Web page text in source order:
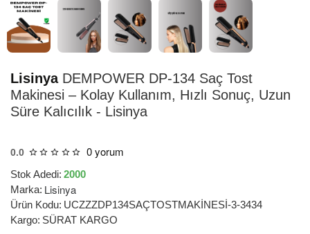
TESLİMAT
LisinyaDEMPOWER DP-134 Saç Tost
Makinesi – Kolay Kullanım, Hızlı Sonuç, Uzun
Süre Kalıcılık - Lisinya
0.0 0 yorum
Stok Adedi: 2000
Marka: Lisinya
Ürün Kodu: UCZZZDP134SAÇTOSTMAKİNESİ-3-3434
Kargo: SÜRAT KARGO